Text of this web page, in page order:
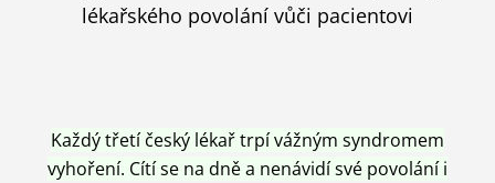
lékařského povolání vůči pacientovi
Každý třetí český lékař trpí vážným syndromem
vyhoření. Cítí se na dně a nenávidí své povolání i